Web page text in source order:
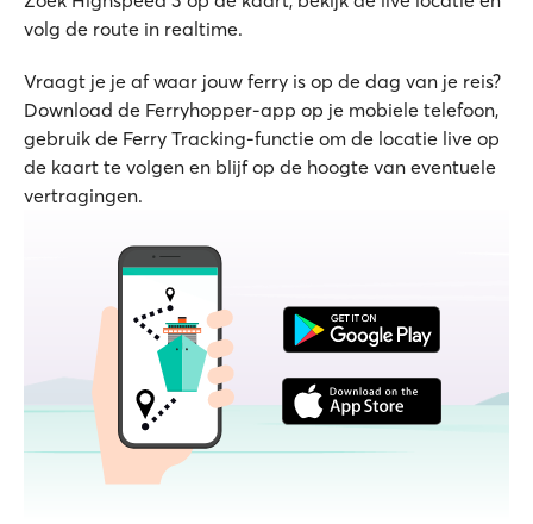
volg de route in realtime.
Vraagt je je af waar jouw ferry is op de dag van je reis?
Download de Ferryhopper-app op je mobiele telefoon,
gebruik de Ferry Tracking-functie om de locatie live op
de kaart te volgen en blijf op de hoogte van eventuele
vertragingen.